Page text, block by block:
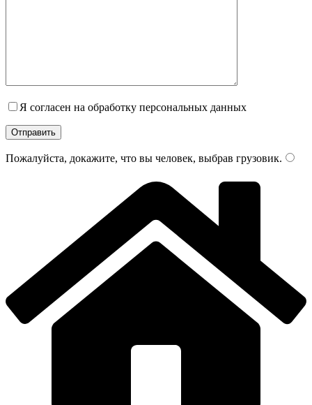
Я согласен на обработку персональных данных
Пожалуйста, докажите, что вы человек, выбрав грузовик.